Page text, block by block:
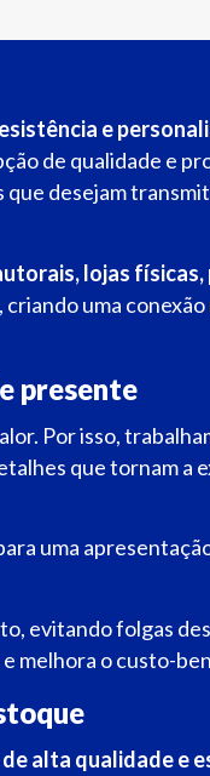
e
de qualidade e
que desejam
lojas
uma
presente
Por isso,
que tornam a
uma
evitando folgas
melhora o custo-
alta qualidade e